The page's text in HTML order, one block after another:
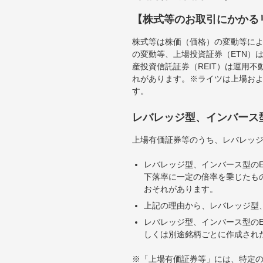
【株式等のお取引にかか
株式等は株価（価格）の変動等に
の変動等、上場投資証券（ETN）
産投資信託証券（REIT）は運用不
れがあります。※ライツは上場お
す。
レバレッジ型、インバー
上場有価証券等のうち、レバレ
レバレッジ型、インバース型
下落率に一定の倍率を乗じた
おそれがあります。
上記の理由から、レバレッジ
レバレッジ型、インバース型
しくは別途銘柄ごとに作成さ
※「上場有価証券等」には、特定